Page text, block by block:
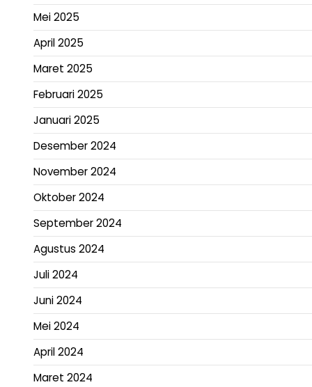
Mei 2025
April 2025
Maret 2025
Februari 2025
Januari 2025
Desember 2024
November 2024
Oktober 2024
September 2024
Agustus 2024
Juli 2024
Juni 2024
Mei 2024
April 2024
Maret 2024